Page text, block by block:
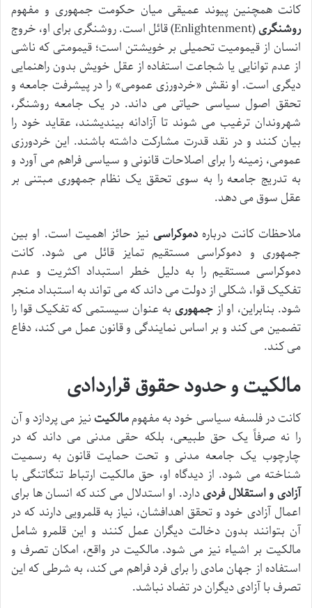
کانت همچنین پیوند عمیقی میان حکومت جمهوری و مفهوم
روشنگری
(Enlightenment) قائل است. روشنگری برای او، خروج
انسان از قیمومیت تحمیلی بر خویشتن است؛ قیمومتی که ناشی
از عدم توانایی یا شجاعت استفاده از عقل خویش بدون راهنمایی
دیگری است. او نقش «خردورزی عمومی» را در پیشرفت جامعه و
تحقق اصول سیاسی حیاتی می داند. در یک جامعه روشنگر،
شهروندان ترغیب می شوند تا آزادانه بیندیشند، عقاید خود را
بیان کنند و در نقد قدرت مشارکت داشته باشند. این خردورزی
عمومی، زمینه را برای اصلاحات قانونی و سیاسی فراهم می آورد و
به تدریج جامعه را به سوی تحقق یک نظام جمهوری مبتنی بر
عقل سوق می دهد.
ملاحظات کانت درباره دموکراسی نیز حائز اهمیت است. او بین
جمهوری و دموکراسی مستقیم تمایز قائل می شود. کانت
دموکراسی مستقیم را به دلیل خطر استبداد اکثریت و عدم
تفکیک قوا، شکلی از دولت می داند که می تواند به استبداد منجر
شود. بنابراین، او ازجمهوری به عنوان سیستمی که تفکیک قوا را
تضمین می کند و بر اساس نمایندگی و قانون عمل می کند، دفاع
می کند.
مالکیت و حدود حقوق قراردادی
کانت در فلسفه سیاسی خود به مفهوممالکیتنیز می پردازد و آن
را نه صرفاً یک حق طبیعی، بلکه حقی مدنی می داند که در
چارچوب یک جامعه مدنی و تحت حمایت قانون به رسمیت
شناخته می شود. از دیدگاه او، حق مالکیت ارتباط تنگاتنگی با
آزادی و استقلال فردیدارد. او استدلال می کند که انسان ها برای
اعمال آزادی خود و تحقق اهدافشان، نیاز به قلمرویی دارند که در
آن بتوانند بدون دخالت دیگران عمل کنند و این قلمرو شامل
مالکیت بر اشیاء نیز می شود. مالکیت در واقع، امکان تصرف و
استفاده از جهان مادی را برای فرد فراهم می کند، به شرطی که این
تصرف با آزادی دیگران در تضاد نباشد.